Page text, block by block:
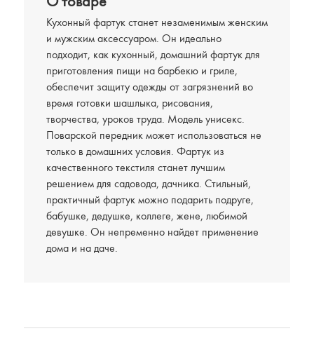
Кухонный фартук станет незаменимым женским
и мужским аксессуаром. Он идеально
подходит, как кухонный, домашний фартук для
приготовления пищи на барбекю и гриле,
обеспечит защиту одежды от загрязнений во
время готовки шашлыка, рисования,
творчества, уроков труда. Модель унисекс.
Поварской передник может использоваться не
только в домашних условия. Фартук из
качественного текстиля станет лучшим
решением для садовода, дачника. Стильный,
практичный фартук можно подарить подруге,
бабушке, дедушке, коллеге, жене, любимой
девушке. Он непременно найдет применение
дома и на даче.